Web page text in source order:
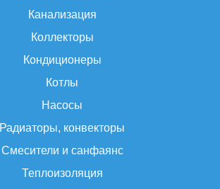
Канализация
Коллекторы
Кондиционеры
Котлы
Насосы
Радиаторы, конвекторы
Смесители и санфаянс
Теплоизоляция